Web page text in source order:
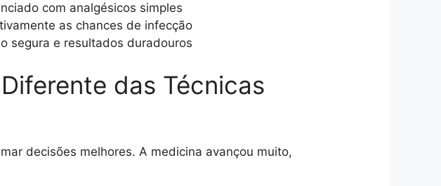
com analgésicos simples
as chances de infecção
segura e resultados duradouros
das Técnicas
decisões melhores. A medicina avançou muito,